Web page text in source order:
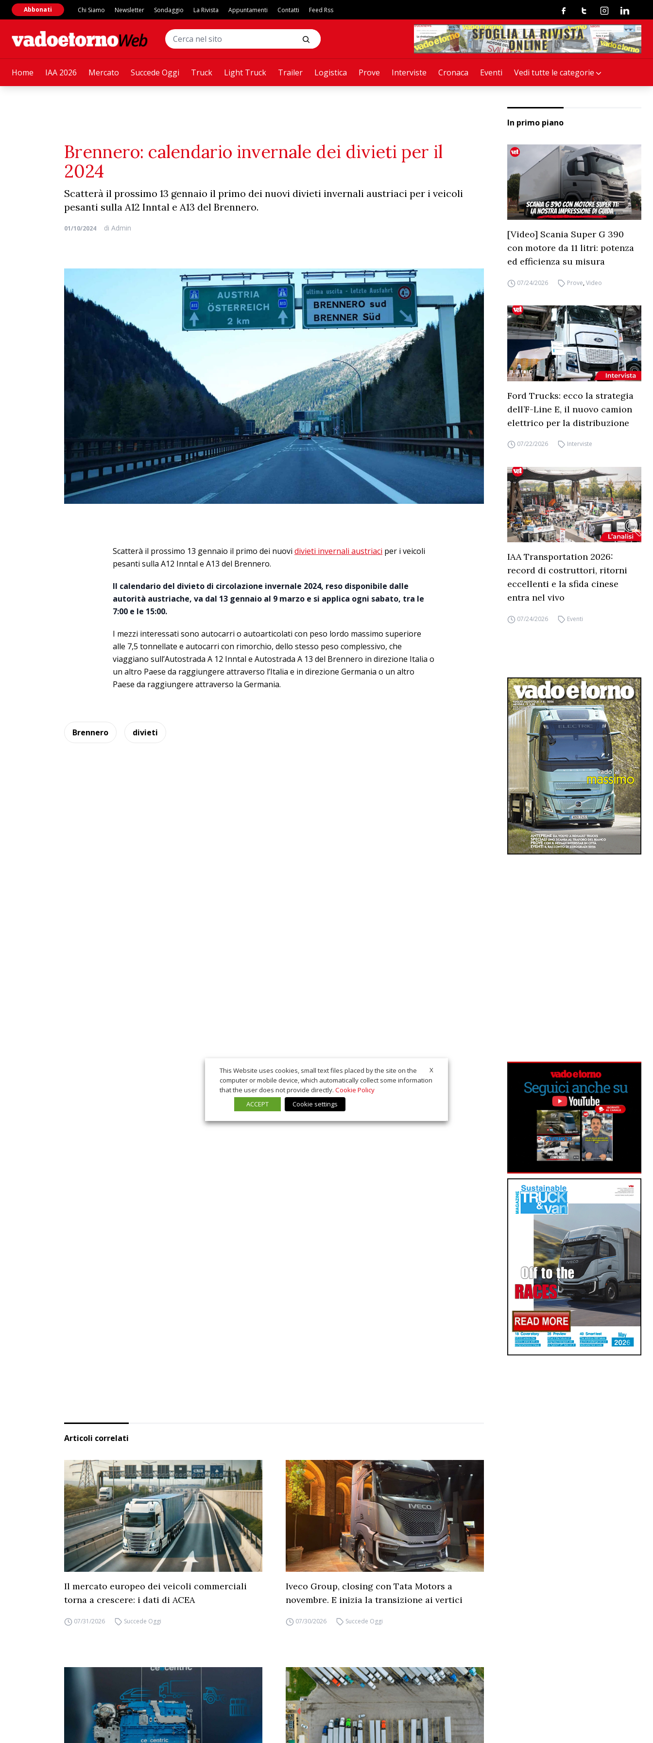
Home IAA 2026 Mercato Succede Oggi Truck Light Truck Trailer Logistica Prove Interviste Cronaca Eventi Vedi tutte le categorie
Abbonati Chi Siamo Newsletter Sondaggio La Rivista Appuntamenti Contatti Feed Rss FacebookTwitterInstagramLinkedin
Brennero: calendario invernale dei divieti per il
2024
Scatterà il prossimo 13 gennaio il primo dei nuovi divieti invernali austriaci per i veicoli
pesanti sulla A12 Inntal e A13 del Brennero.
01/10/2024 di Admin
Scatterà il prossimo 13 gennaio il primo dei nuovi divieti invernali austriaci per i veicoli
pesanti sulla A12 Inntal e A13 del Brennero.
Il calendario del divieto di circolazione invernale 2024, reso disponibile dalle
autorità austriache, va dal 13 gennaio al 9 marzo e si applica ogni sabato, tra le
7:00 e le 15:00.
I mezzi interessati sono autocarri o autoarticolati con peso lordo massimo superiore
alle 7,5 tonnellate e autocarri con rimorchio, dello stesso peso complessivo, che
viaggiano sull’Autostrada A 12 Inntal e Autostrada A 13 del Brennero in direzione Italia o
un altro Paese da raggiungere attraverso l’Italia e in direzione Germania o un altro
Paese da raggiungere attraverso la Germania.
Brennero divieti
In primo piano
[Video] Scania Super G 390
con motore da 11 litri: potenza
ed efficienza su misura
07/24/2026 Prove,Video
Ford Trucks: ecco la strategia
dell’F-Line E, il nuovo camion
elettrico per la distribuzione
07/22/2026 Interviste
IAA Transportation 2026:
record di costruttori, ritorni
eccellenti e la sfida cinese
entra nel vivo
07/24/2026 Eventi
Articoli correlati
Il mercato europeo dei veicoli commerciali
torna a crescere: i dati di ACEA
07/31/2026 Succede Oggi
Iveco Group, closing con Tata Motors a
novembre. E inizia la transizione ai vertici
07/30/2026 Succede Oggi
X
This Website uses cookies, small text files placed by the site on the
computer or mobile device, which automatically collect some information
that the user does not provide directly. Cookie Policy
ACCEPT
Cookie settings